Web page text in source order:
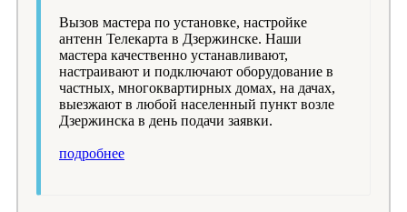
Вызов мастера по установке, настройке
антенн Телекарта в Дзержинске. Наши
мастера качественно устанавливают,
настраивают и подключают оборудование в
частных, многоквартирных домах, на дачах,
выезжают в любой населенный пункт возле
Дзержинска в день подачи заявки.
подробнее